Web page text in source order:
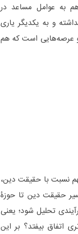
به عوامل مساعد در
و به یکدیگر یاری
و عرصه‌هایی است که هم
نسبت با حقیقت دین،
حقیقت دین تا حوزۀ
تحلیل شود؛ یعنی
اتفاق بیفتد؟ بر این